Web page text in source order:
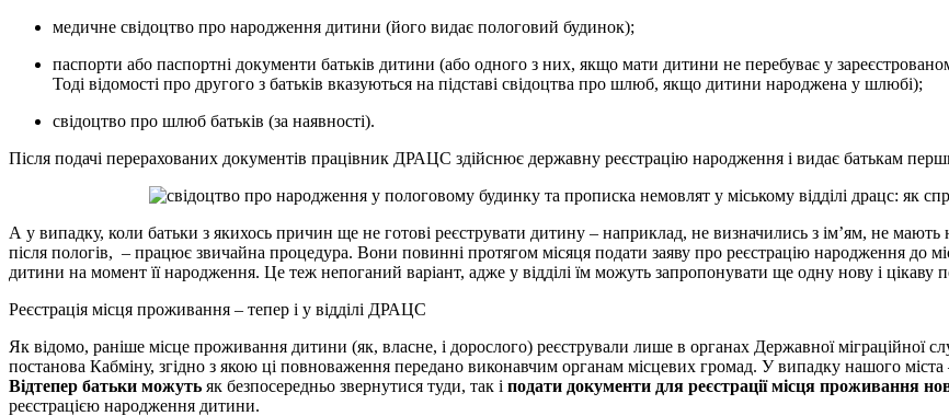
медичне свідоцтво про народження дитини (його видає пологовий будинок);
паспорти або паспортні документи батьків дитини (або одного з них, якщо мати дитини не перебуває у
Тоді відомості про другого з батьків вказуються на підставі свідоцтва про шлюб, якщо дитини народжена у шлюбі);
свідоцтво про шлюб батьків (за наявності).
Після подачі перерахованих документів працівник ДРАЦС здійснює державну реєстрацію народження і видає батькам
А у випадку, коли батьки з якихось причин ще не готові реєструвати дитину – наприклад, не визначились з ім’ям, не
після пологів, – працює звичайна процедура. Вони повинні протягом місяця подати заяву про реєстрацію народження до
дитини на момент її народження. Це теж непоганий варіант, адже у відділі їм можуть запропонувати ще одну нову і цікаву
Реєстрація місця проживання – тепер і у відділі ДРАЦС
Як відомо, раніше місце проживання дитини (як, власне, і дорослого) реєстрували лише в органах Державної міграційної
постанова Кабміну, згідно з якою ці повноваження передано виконавчим органам місцевих громад. У випадку нашого міста
Відтепер батьки можуть як безпосередньо звернутися туди, так і подати документи для реєстрації місця проживання
реєстрацією народження дитини.